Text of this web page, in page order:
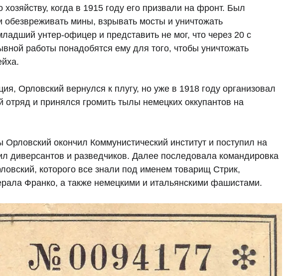
когда в 1915 году его призвали на фронт. Был
обезвреживать мины, взрывать мосты и уничтожать
унтер-офицер и представить не мог, что через 20 с
работы понадобятся ему для того, чтобы уничтожать
Орловский вернулся к плугу, но уже в 1918 году организовал
отряд и принялся громить тылы немецких оккупантов на
окончил Коммунистический институт и поступил на
диверсантов и разведчиков. Далее последовала командировка
которого все знали под именем товарищ Стрик,
Франко, а также немецкими и итальянскими фашистами.